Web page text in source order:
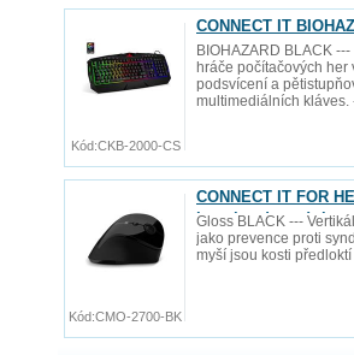
CONNECT IT
BIOHAZARD BLACK
hráče počítačových
podsvícení a
multimediálních kláves.
Kód:CKB-2000-CS
CONNECT IT FOR
baterie zdarma),
Gloss BLACK ---
jako prevence proti
myší jsou kosti
Kód:CMO-2700-BK